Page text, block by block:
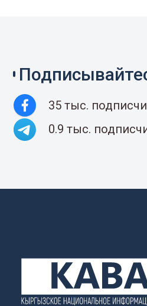
35 тыс.
0.9 тыс.